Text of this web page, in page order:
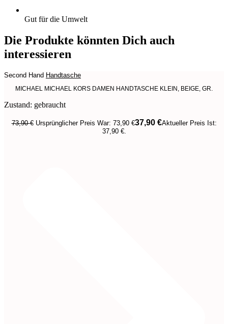
Gut für die Umwelt
Die Produkte könnten Dich auch
interessieren
Second Hand Handtasche
MICHAEL MICHAEL KORS DAMEN HANDTASCHE KLEIN, BEIGE, GR.
Zustand: gebraucht
73,90€ Ursprünglicher Preis War: 73,90 €37,90 €Aktueller Preis Ist:
37,90 €.